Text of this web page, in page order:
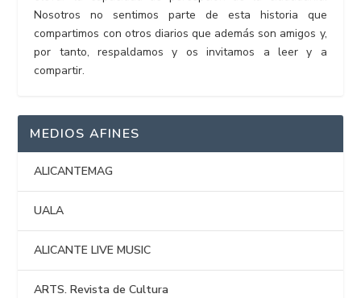
Nosotros no sentimos parte de esta historia que
compartimos con otros diarios que además son amigos y,
por tanto, respaldamos y os invitamos a leer y a
compartir.
MEDIOS AFINES
ALICANTEMAG
UALA
ALICANTE LIVE MUSIC
ARTS. Revista de Cultura